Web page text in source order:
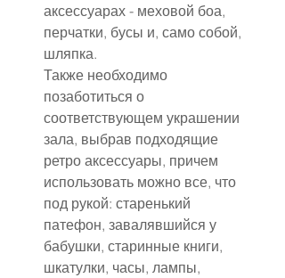
аксессуарах - меховой боа,
перчатки, бусы и, само собой,
шляпка.
Также необходимо
позаботиться о
соответствующем украшении
зала, выбрав подходящие
ретро аксессуары, причем
использовать можно все, что
под рукой: старенький
патефон, завалявшийся у
бабушки, старинные книги,
шкатулки, часы, лампы,